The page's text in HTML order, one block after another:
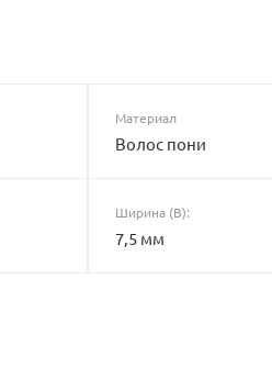
Материал
Волос пони
Ширина (B):
7,5 мм